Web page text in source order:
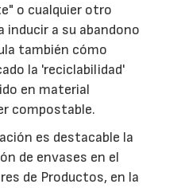
o cualquier otro
inducir a su abandono
también cómo
la 'reciclabilidad'
en material
compostable.
es destacable la
de envases en el
de Productos, en la